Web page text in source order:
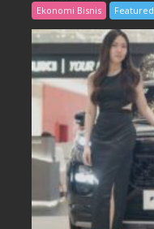
Ekonomi Bisnis Featured